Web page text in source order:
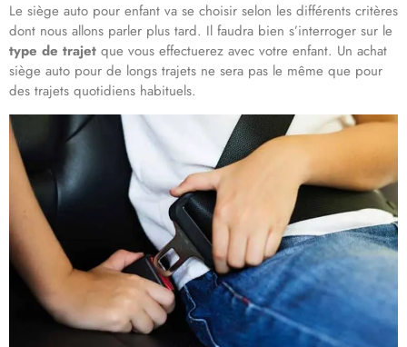
Le siège auto pour enfant va se choisir selon les différents critères
dont nous allons parler plus tard. Il faudra bien s’interroger sur le
type de trajet que vous effectuerez avec votre enfant. Un achat
siège auto pour de longs trajets ne sera pas le même que pour
des trajets quotidiens habituels.